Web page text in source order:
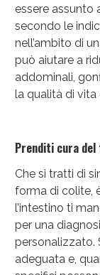
essere assunto
secondo le
nell’ambito di
può aiutare a
addominali,
la qualità di vita
Prenditi cura del
Che si tratti di
forma di colite,
l’intestino ti
per una
personalizzato.
adeguata e,